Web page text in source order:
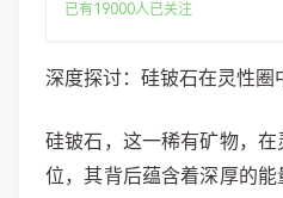
已有19000人已关注
深度探讨：硅铍石在灵性圈
硅铍石，这一稀有矿物，
位，其背后蕴含着深厚的